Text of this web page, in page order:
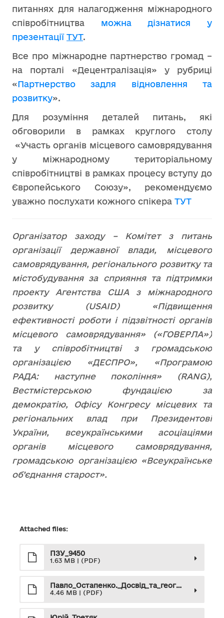
питаннях для налагодження міжнародного
співробітництва можна дізнатися у
презентації ТУТ.
Все про міжнародне партнерство громад –
на порталі «Децентралізація» у рубриці
«Партнерство задля відновлення та
розвитку».
Для розуміння деталей питань, які
обговорили в рамках круглого столу
«Участь органів місцевого самоврядування
у міжнародному територіальному
співробітництві в рамках процесу вступу до
Європейського Союзу», рекомендуємо
уважно послухати кожного спікера ТУТ
Організатор заходу – Комітет з питань
організації державної влади, місцевого
самоврядування, регіонального розвитку та
містобудування за сприяння та підтримки
проекту Агентства США з міжнародного
розвитку (USAID) «Підвищення
ефективності роботи і підзвітності органів
місцевого самоврядування» («ГОВЕРЛА»)
та у співробітництві з громадською
організацією «ДЕСПРО», «Програмою
РАДА: наступне покоління» (RANG),
Вестмістерською фундацією за
демократію, Офісу Конгресу місцевих та
регіональних влад при Президентові
України, всеукраїнськими асоціаціями
органів місцевого самоврядування,
громадською організацією «Всеукраїнське
об’єднання старост».
Attached files:
ПЗУ_9450
1.63 MB | (PDF)
Павло_Остапенко._Досвід_та_географія_міжнародного_співробітництво_тергромад
4.46 MB | (PDF)